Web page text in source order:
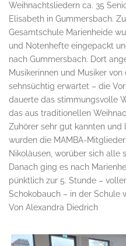
Weihnachtsliedern ca. 35
Elisabeth in Gummersbach.
Gesamtschule Marienheide
und Notenhefte eingepackt
nach Gummersbach. Dort
Musikerinnen und Musiker
sehnsüchtig erwartet – die
dauerte das stimmungsvolle
das aus traditionellen
Zuhörer sehr gut kannten
wurden die MAMBA-
Nikoläusen, worüber sich alle
Danach ging es nach
pünktlich zur 5. Stunde –
Schokobauch – in der Schule
Von Alexandra Diedrich